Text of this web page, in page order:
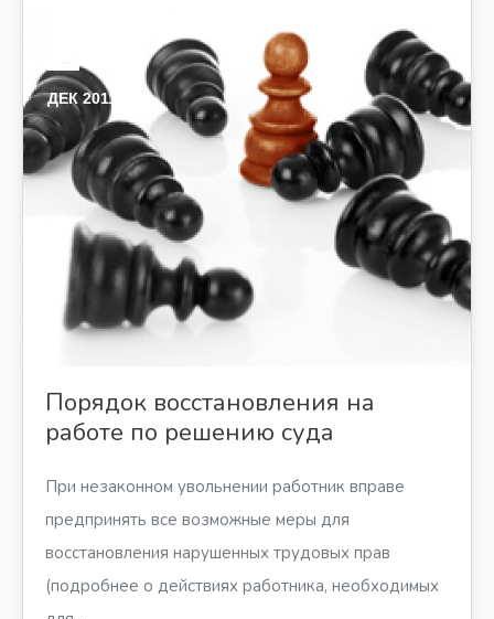
20
ДЕК 2011
Порядок восстановления на
работе по решению суда
При незаконном увольнении работник вправе
предпринять все возможные меры для
восстановления нарушенных трудовых прав
(подробнее о действиях работника, необходимых